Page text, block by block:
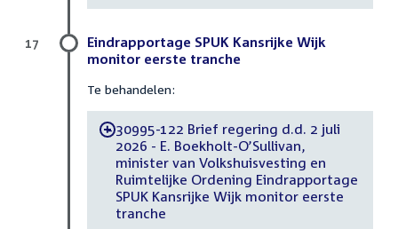
Eindrapportage SPUK Kansrijke Wijk
monitor eerste tranche
Te behandelen:
-30995-122 Brief regering d.d. 2 juli
2026 - E. Boekholt-O’Sullivan,
minister van Volkshuisvesting en
Ruimtelijke Ordening Eindrapportage
SPUK Kansrijke Wijk monitor eerste
tranche
17